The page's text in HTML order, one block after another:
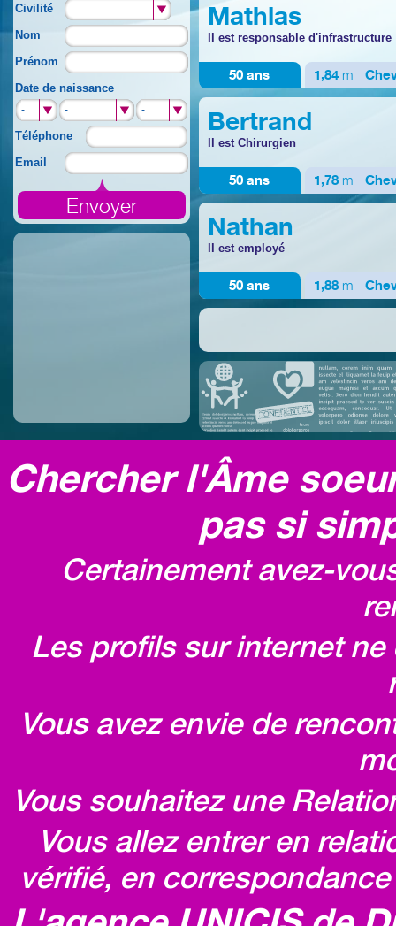
Civilité
Nom
Prénom
Date de naissance
-- -- --
Téléphone
Email
Mathias
Il est responsable d'infrastructure
50 ans 1,84 m
Bertrand
Il est Chirurgien
50 ans 1,78 m
Nathan
Il est employé
50 ans 1,88 m
Chercher l'Âme
pas si
Certainement avez-
Les profils sur internet
Vous avez envie de
Vous souhaitez une
Vous allez entrer en
vérifié, en